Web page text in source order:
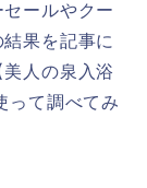
ールやクー
果を記事に
人の泉入浴
って調べてみ